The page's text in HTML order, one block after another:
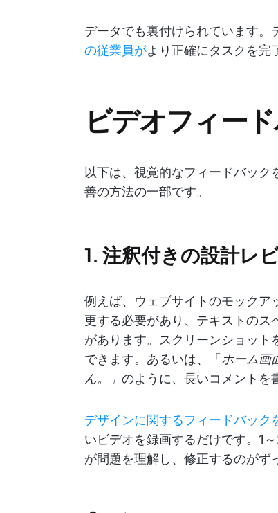
データでも裏付けられています
の従業員がより正確にタスクを完
ビデオフィー
以下は、視覚的なフィードバッ
善の方法の一部です。
1. 注釈付きの設計レ
例えば、ウェブサイトのモックア
更する必要があり、テキストの
があります。スクリーンショッ
できます。あるいは、「 ホーム画
ん。」 のように、長いコメントを
デザインに関するフィードバック
いビデオを録画するだけです。1
が問題を理解し、修正するのがず